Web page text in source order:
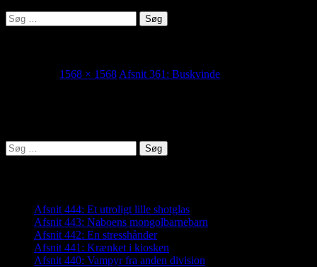
Søg
efter:
1568 × 1568 Afsnit 361: Buskvinde
Søg
efter:
Afsnit 444: Et utroligt lille shotglas
Afsnit 443: Naboens mongolbarnebarn
Afsnit 442: En stresshånder
Afsnit 441: Krænket i kiosken
Afsnit 440: Vampyr fra anden division